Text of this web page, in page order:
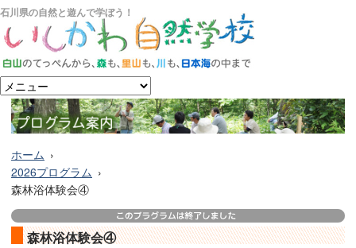
石川県の自然と遊んで学ぼう！
ホーム
2026プログラム
森林浴体験会④
森林浴体験会④